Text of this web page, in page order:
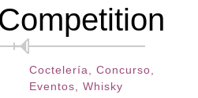
Coctelería Concurso
Eventos
Whisky